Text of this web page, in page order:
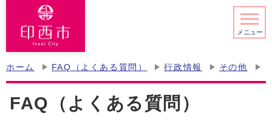
メニュー
ホーム FAQ（よくある質問） 行政情報 その他
FAQ（よくある質問）